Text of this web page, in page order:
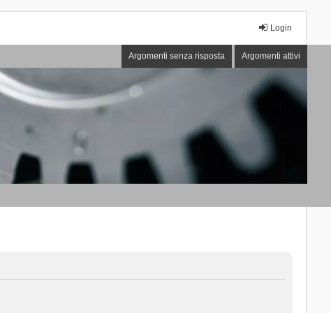
Login
Argomenti senza risposta Argomenti attivi